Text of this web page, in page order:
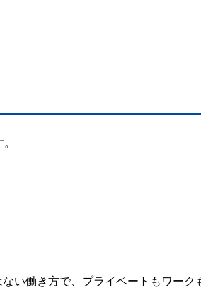
い働き方で、プライベートもワーク